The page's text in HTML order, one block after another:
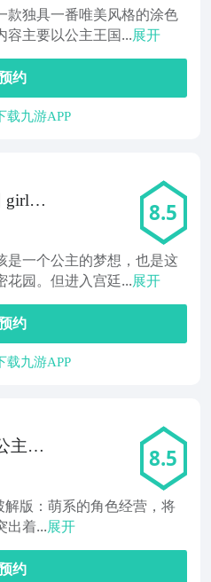
款独具一番唯美风格的涂色
容主要以公主王国...展开
约
载九游APP
girl
8.5
是一个公主的梦想，也是这
花园。但进入宫廷...展开
约
载九游APP
主花
8.5
版：萌系的角色经营，将
出着...展开
约